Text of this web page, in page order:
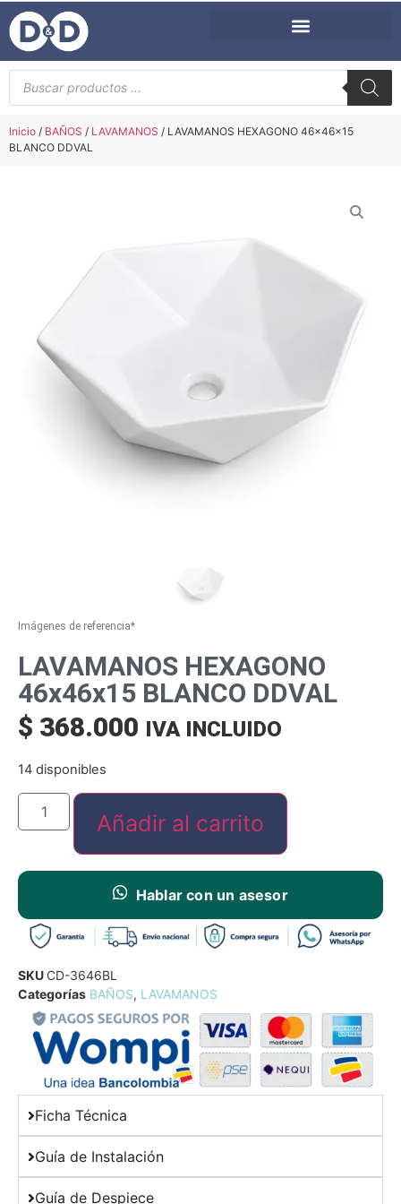
Inicio / BAÑOS / LAVAMANOS / LAVAMANOS HEXAGONO 46x46x15
BLANCO DDVAL
Imágenes de referencia*
LAVAMANOS HEXAGONO
46x46x15 BLANCO DDVAL
$ 368.000 IVA INCLUIDO
14 disponibles
Añadir al carrito
Hablar con un asesor
SKU CD-3646BL
Categorías BAÑOS, LAVAMANOS
Ficha Técnica
Guía de Instalación
Guía de Despiece